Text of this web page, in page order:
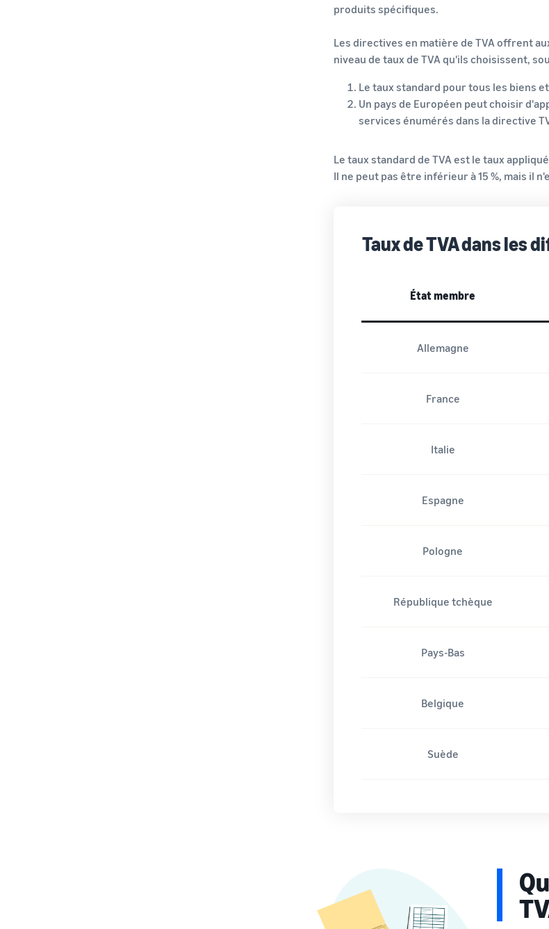
produits spécifiques.
Les directives en matière de TVA offrent
niveau de taux de TVA qu'ils choisissent,
Le taux standard pour tous les biens
Un pays de Européen peut choisir
services énumérés dans la directive
Le taux standard de TVA est le taux
Il ne peut pas être inférieur à 15 %, mais il
Taux de TVA dans les
État membre
Allemagne
France
Italie
Espagne
Pologne
République tchèque
Pays-Bas
Belgique
Suède